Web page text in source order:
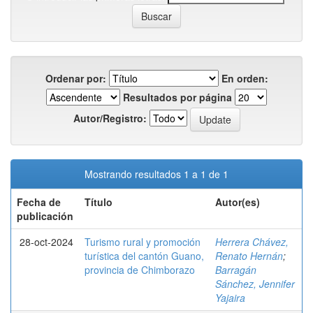
Ordenar por:
En orden:
Resultados por página
Autor/Registro:
Mostrando resultados 1 a 1 de 1
Fecha de
publicación
Título Autor(es)
28-oct-2024
Turismo rural y promoción
turística del cantón Guano,
provincia de Chimborazo
Herrera Chávez,
Renato Hernán;
Barragán
Sánchez, Jennifer
Yajaira